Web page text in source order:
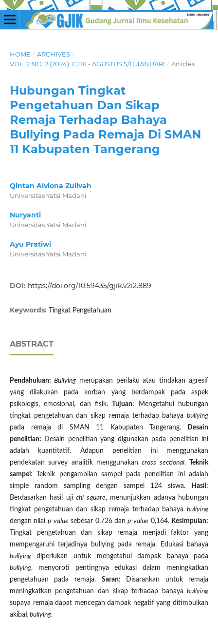
HOME / ARCHIVES /
VOL. 2 NO. 2 (2024): GJIK - AGUSTUS S/D JANUARI / Articles
Hubungan Tingkat
Pengetahuan Dan Sikap
Remaja Terhadap Bahaya
Bullying Pada Remaja Di SMAN
11 Kabupaten Tangerang
Qintan Alviona Zulivah
Universitas Yatsi Madani
Nuryanti
Universitas Yatsi Madani
Ayu Pratiwi
Universitas Yatsi Madani
DOI: https://doi.org/10.59435/gjik.v2i2.889
Keywords: Tingkat Pengetahuan
ABSTRACT
Pendahuluan: Bullyingmerupakan perilaku atau tindakan agresif
yang dilakukan pada korban yang berdampak pada aspek
psikologis, emosional, dan fisik.
Tujuan: Mengetahui hubungan
tingkat pengetahuan dan sikap remaja terhadap bahayabullying
pada remaja di SMAN 11 Kabupaten Tangerang. Desain
penelitian: Desain penelitian yang digunakan pada penelitian ini
adalah kuantitatif. Adapun penelitian ini menggunakan
pendekatan survey analitik menggunakancross sectional.
Teknik
sampel : Teknik pengambilan sampel pada penelitian ini adalah
simple random sampling dengan sampel 124 siswa.
Hasil :
Berdasarkan hasil ujichi square, menunjukkan adanya hubungan
tingkat pengetahuan dan sikap remaja terhadap bahayabullying
dengan nilai p-value sebesar 0,726 danp-value 0,164. Kesimpulan:
Tingkat pengetahuan dan sikap remaja menjadi faktor yang
mempengaruhi terjadinya bullying pada remaja. Edukasi bahaya
bullyingdiperlukan untuk mengetahui dampak bahaya pada
bullying, menyoroti pentingnya edukasi dalam meningkatkan
pengetahuan pada remaja. Saran: Disarankan untuk remaja
meningkatkan pengetahuan dan sikap terhadap bahayabullying
supaya remaja dapat mencegah dampak negatif yang ditimbulkan
akibat bullying.